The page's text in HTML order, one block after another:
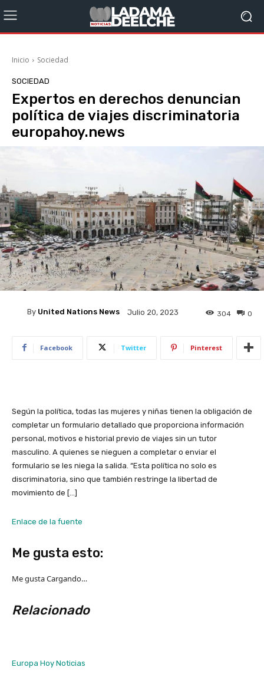
Inicio Sociedad
SOCIEDAD
Expertos en derechos denuncian
política de viajes discriminatoria
europahoy.news
By United Nations News Julio 20, 2023 0
304
Facebook Twitter Pinterest
Según la política, todas las mujeres y niñas tienen la obligación de
completar un formulario detallado que proporciona información
personal, motivos e historial previo de viajes sin un tutor
masculino. A quienes se nieguen a completar o enviar el
formulario se les niega la salida. “Esta política no solo es
discriminatoria, sino que también restringe la libertad de
movimiento de […]
Enlace de la fuente
Me gusta esto:
Me gustaCargando…
Relacionado
Europa Hoy Noticias